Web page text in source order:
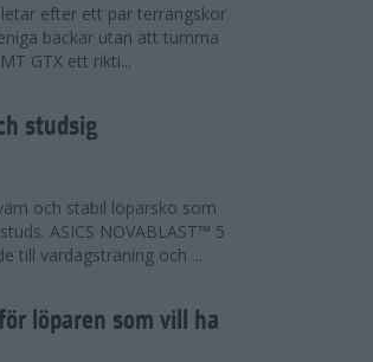
letar efter ett par terrängskor
backar utan att tumma
GTX ett rikti...
studsig
och stabil löparsko som
ASICS NOVABLAST™ 5
till vardagsträning och ...
löparen som vill ha